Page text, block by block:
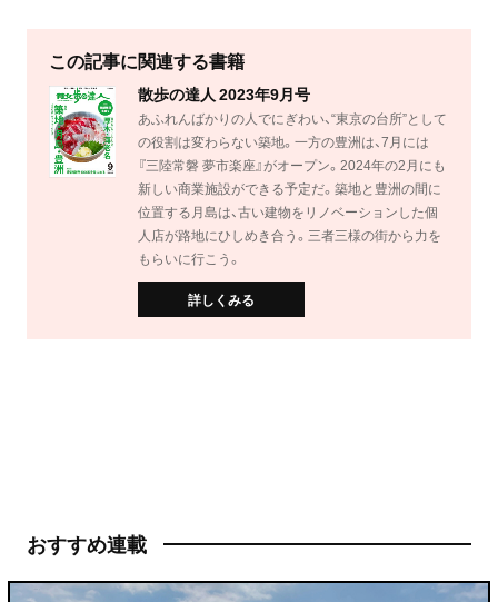
この記事に関連する書籍
散歩の達人 2023年9月号
あふれんばかりの人でにぎわい、“東京の台所”として
の役割は変わらない築地。一方の豊洲は、7月には
『三陸常磐 夢市楽座』がオープン。2024年の2月にも
新しい商業施設ができる予定だ。築地と豊洲の間に
位置する月島は、古い建物をリノベーションした個
人店が路地にひしめき合う。三者三様の街から力を
もらいに行こう。
詳しくみる
おすすめ連載